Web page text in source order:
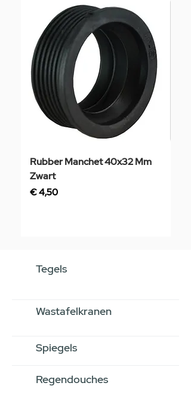
Rubber Manchet 40x32 Mm
Zwart
Prijs
€ 4,50
Tegels
Wastafelkranen
Spiegels
Regendouches